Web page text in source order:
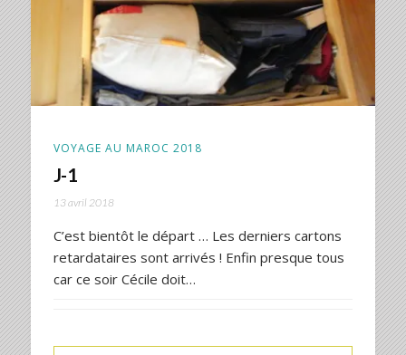
VOYAGE AU MAROC 2018
J-1
13 avril 2018
C’est bientôt le départ … Les derniers cartons
retardataires sont arrivés ! Enfin presque tous
car ce soir Cécile doit…